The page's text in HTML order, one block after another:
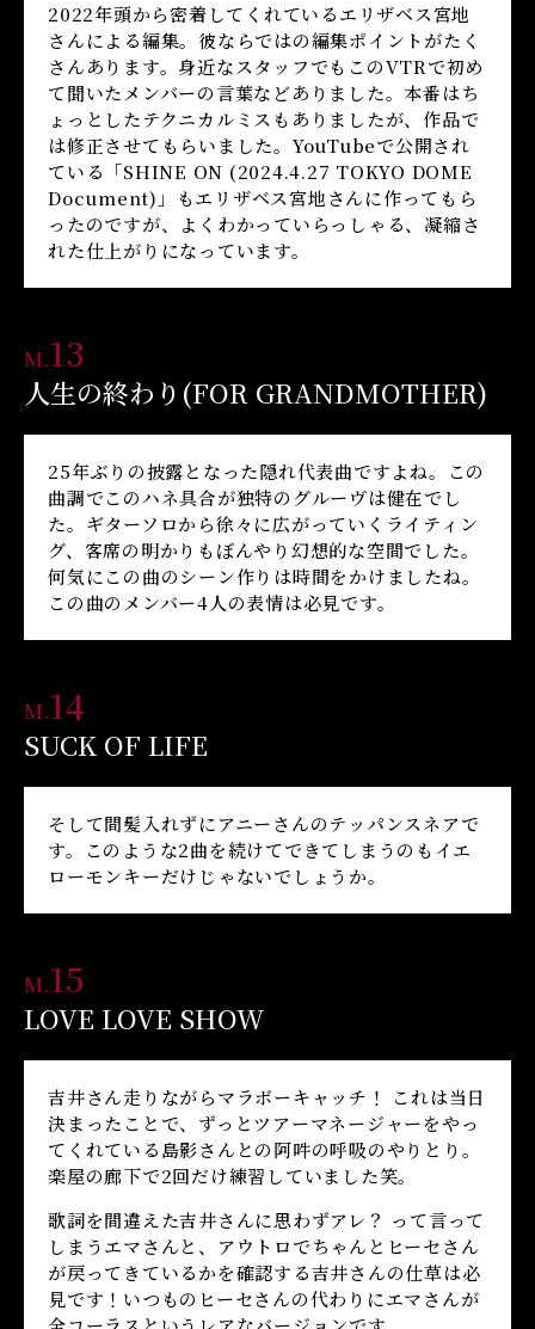
2022年頭から密着してくれているエリザベス宮地
さんによる編集。彼ならではの編集ポイントがたく
さんあります。身近なスタッフでもこのVTRで初め
て聞いたメンバーの言葉などありました。本番はち
ょっとしたテクニカルミスもありましたが、作品で
は修正させてもらいました。YouTubeで公開され
ている「SHINE ON (2024.4.27 TOKYO DOME
Document)」もエリザベス宮地さんに作ってもら
ったのですが、よくわかっていらっしゃる、凝縮さ
れた仕上がりになっています。
M.13
人生の終わり(FOR GRANDMOTHER)
25年ぶりの披露となった隠れ代表曲ですよね。この
曲調でこのハネ具合が独特のグルーヴは健在でし
た。ギターソロから徐々に広がっていくライティン
グ、客席の明かりもぼんやり幻想的な空間でした。
何気にこの曲のシーン作りは時間をかけましたね。
この曲のメンバー4人の表情は必見です。
M.14
SUCK OF LIFE
そして間髪入れずにアニーさんのテッパンスネアで
す。このような2曲を続けてできてしまうのもイエ
ローモンキーだけじゃないでしょうか。
M.15
LOVE LOVE SHOW
吉井さん走りながらマラボーキャッチ！ これは当日
決まったことで、ずっとツアーマネージャーをやっ
てくれている島影さんとの阿吽の呼吸のやりとり。
楽屋の廊下で2回だけ練習していました笑。
歌詞を間違えた吉井さんに思わずアレ？ って言って
しまうエマさんと、アウトロでちゃんとヒーセさん
が戻ってきているかを確認する吉井さんの仕草は必
見です！いつものヒーセさんの代わりにエマさんが